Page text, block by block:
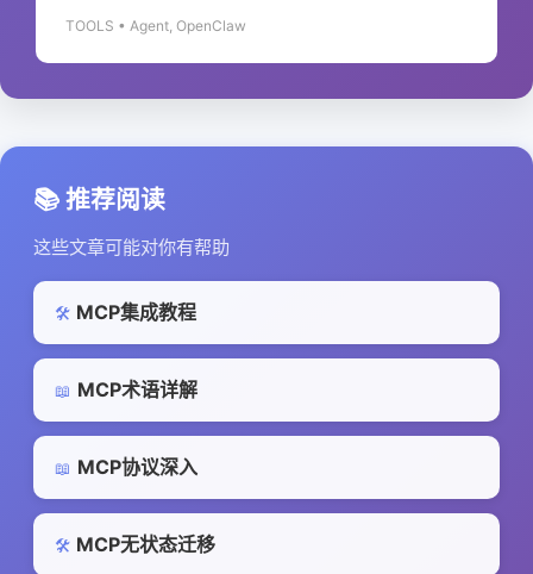
TOOLS • Agent, OpenClaw
📚 推荐阅读
这些文章可能对你有帮助
🛠️ MCP集成教程
📖 MCP术语详解
📖 MCP协议深入
🛠️ MCP无状态迁移